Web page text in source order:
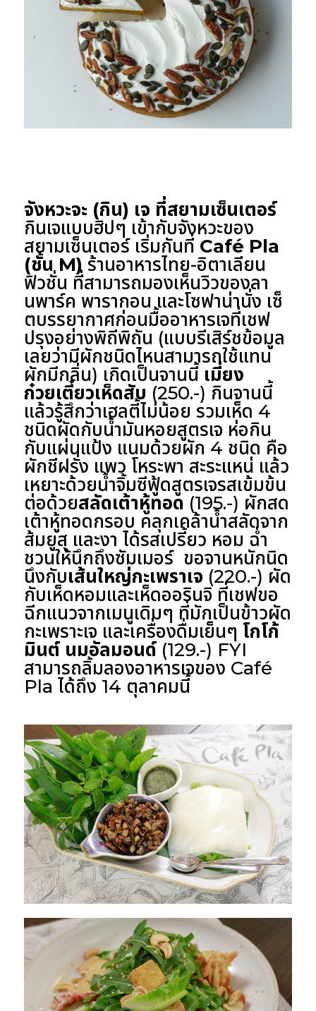
จังหวะจะ (กิน) เจ ที่สยามเซ็นเตอร์
กินเจแบบฮิปๆ เข้ากับจังหวะของ
สยามเซ็นเตอร์ เริ่มกันที่ Café Pla
(ชั้น M)ร้านอาหารไทย-อิตาเลียน
ฟิวชั่น ที่สามารถมองเห็นวิวของลา
นพาร์ค พารากอน และโซฟาน่านั่ง เซ็
ตบรรยากาศก่อนมื้ออาหารเจที่เชฟ
ปรุงอย่างพิถีพิถัน (แบบรีเสิร์ชข้อมูล
เลยว่ามีผักชนิดไหนสามารถใช้แทน
ผักมีกลิ่น) เกิดเป็นจานนี้ เมี่ยง
ก๋วยเตี๋ยวเห็ดสับ (250.-) กินจานนี้
แล้วรู้สึกว่าเฮลตี้ไม่น้อย รวมเห็ด 4
ชนิดผัดกับน้ำมันหอยสูตรเจ ห่อกิน
กับแผ่นแป้ง แนมด้วยผัก 4 ชนิด คือ
ผักชีฝรั่ง แพว โหระพา สะระแหน่ แล้ว
เหยาะด้วยน้ำจิ้มซีฟู้ดสูตรเจรสเข้มข้น
ต่อด้วยสลัดเต้าหู้ทอด (195.-) ผักสด
เต้าหู้ทอดกรอบ คลุกเคล้าน้ำสลัดจาก
ส้มยูสุ และงา ได้รสเปรี้ยว หอม ฉ่ำ
ชวนให้นึกถึงซัมเมอร์ ขอจานหนักนิด
นึงกับเส้นใหญ่กะเพราเจ (220.-) ผัด
กับเห็ดหอมและเห็ดออรินจิ ที่เชฟขอ
ฉีกแนวจากเมนูเดิมๆ ที่มักเป็นข้าวผัด
กะเพราะเจ และเครื่องดื่มเย็นๆ โกโก้
มินต์ นมอัลมอนด์(129.-) FYI
สามารถลิ้มลองอาหารเจของ Café
Pla ได้ถึง 14 ตุลาคมนี้